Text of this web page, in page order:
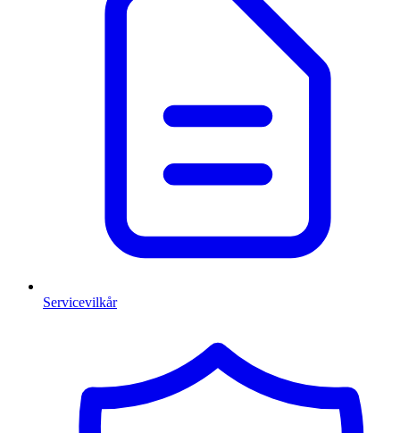
Servicevilkår